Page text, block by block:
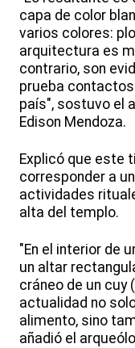
capa de color
varios colores:
arquitectura es
contrario, son
prueba
país", sostuvo el
Edison Mendoza.
Explicó que este
corresponder a
actividades
alta del templo.
"En el interior de
un altar
cráneo de un cuy
actualidad no
alimento, sino
añadió el